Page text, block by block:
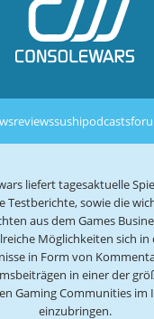
reviewssushipodcasts
liefert tagesaktuelle
Testberichte, sowie die
aus dem Games
Möglichkeiten sich in
in Form von
in einer der
Gaming Communities im
einzubringen.